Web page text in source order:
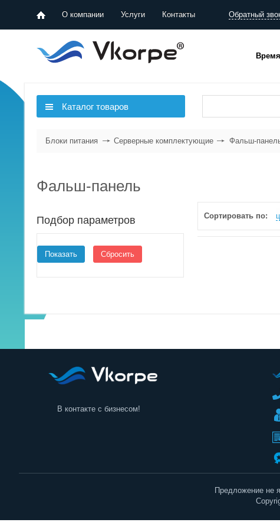
О компании Услуги Контакты Обратный
Каталог товаров
Блоки питания Серверные комплектующие Фальш-
Фальш-панель
Подбор параметров Сортировать по:
плитками
В контакте с бизнесом!
Предложение не
Серверные комплектующие